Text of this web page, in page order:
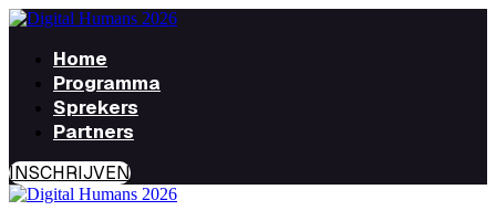
Home
Programma
Sprekers
Partners
INSCHRIJVEN